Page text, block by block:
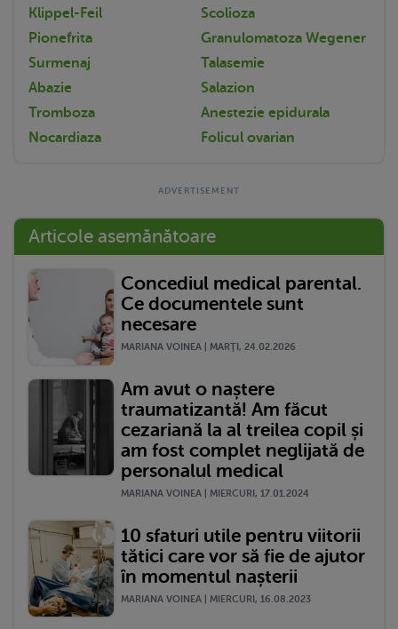
Klippel-Feil
Scolioza
Pionefrita
Granulomatoza Wegener
Surmenaj
Talasemie
Abazie
Salazion
Tromboza
Anestezie epidurala
Nocardiaza
Folicul ovarian
Articole asemănătoare
Concediul medical parental.
Ce documentele sunt
necesare
MARIANA VOINEA | MARŢI, 24.02.2026
Am avut o naștere
traumatizantă! Am făcut
cezariană la al treilea copil și
am fost complet neglijată de
personalul medical
MARIANA VOINEA | MIERCURI, 17.01.2024
10 sfaturi utile pentru viitorii
tătici care vor să fie de ajutor
în momentul nașterii
MARIANA VOINEA | MIERCURI, 16.08.2023